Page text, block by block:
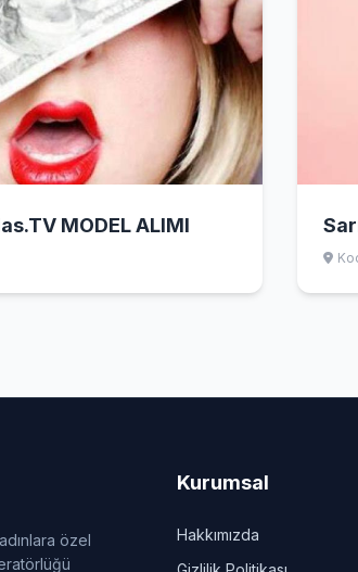
MODEL ALIMI
özel
Kurumsal
Hakkımızda